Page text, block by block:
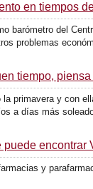
en tiempos
barómetro del
problemas
tiempo,
la primavera y con
a días más
puede encontrar
y